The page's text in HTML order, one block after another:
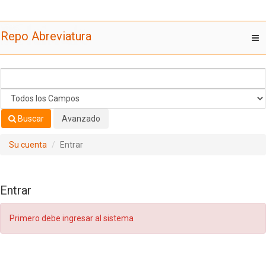
Repo Abreviatura
Buscar Avanzado
Su cuenta Entrar
Entrar
Primero debe ingresar al sistema